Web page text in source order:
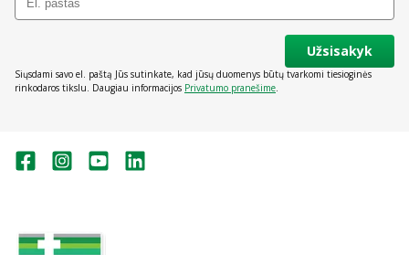
Užsisakyk
Siųsdami savo el. paštą Jūs sutinkate, kad jūsų duomenys būtų tvarkomi tiesioginės
rinkodaros tikslu. Daugiau informacijos Privatumo pranešime.